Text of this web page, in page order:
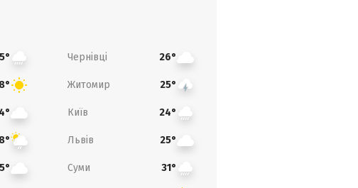
Чернівці 26°
Житомир 25°
Київ 24°
Львів 25°
Суми 31°